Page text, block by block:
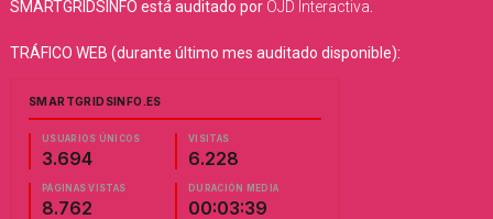
SMARTGRIDSINFO está auditado por OJD Interactiva
TRÁFICO WEB (durante último mes auditado disponible):